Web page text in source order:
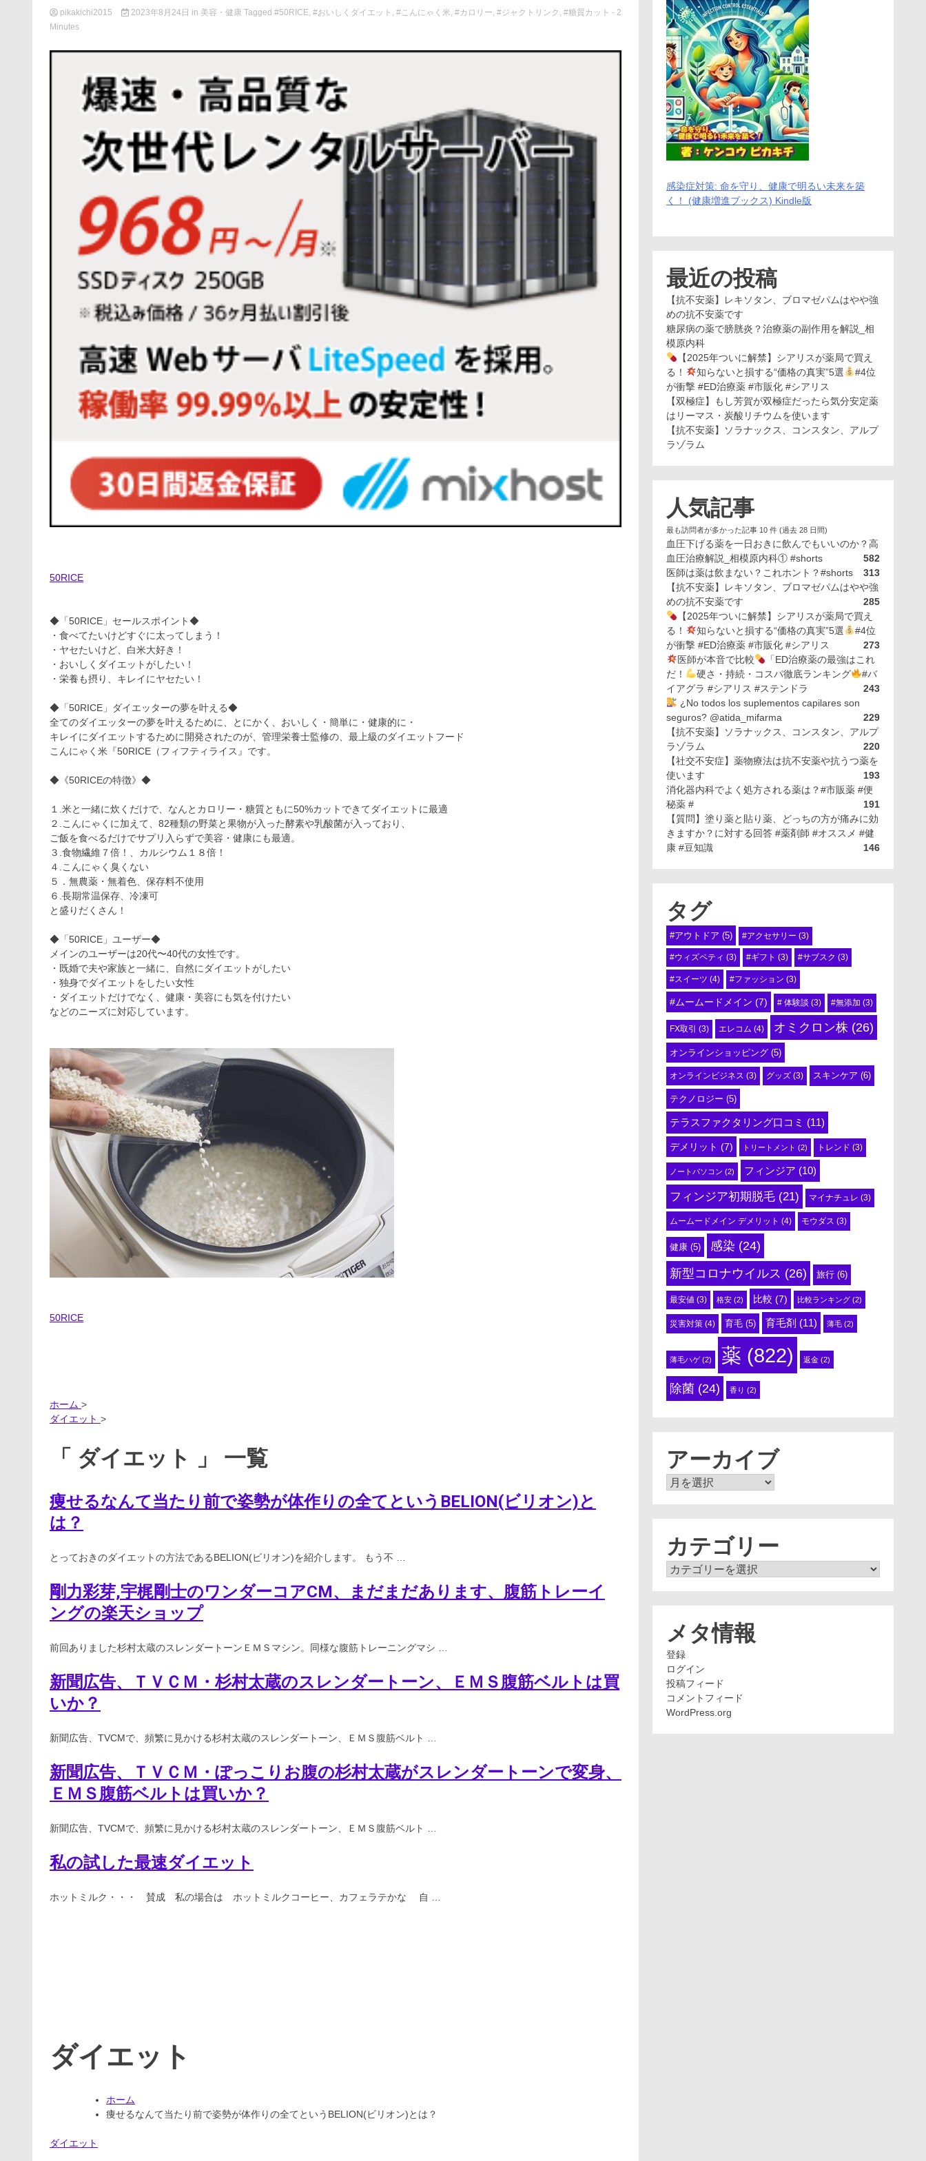
pikakichi2015 2023年8月24日 in 美容・健康 Tagged #50RICE, #おいしくダイエット , #こんにゃく米, #カロリー, #ジャクトリンク , #糖質カット - 2
Minutes
50RICE
◆「50RICE」セールスポイント◆
・食べてたいけどすぐに太ってしまう！
・ヤセたいけど、白米大好き！
・おいしくダイエットがしたい！
・栄養も摂り、キレイにヤセたい！
◆「50RICE」ダイエッターの夢を叶える◆
全てのダイエッターの夢を叶えるために、とにかく、おいしく・簡単に・健康的に・
キレイにダイエットするために開発されたのが、管理栄養士監修の、最上級のダイエットフード
こんにゃく米『50RICE（フィフティライス』です。
◆《50RICEの特徴》◆
１.米と一緒に炊くだけで、なんとカロリー・糖質ともに50%カットできてダイエットに最適
２.こんにゃくに加えて、82種類の野菜と果物が入った酵素や乳酸菌が入っており、
ご飯を食べるだけでサプリ入らずで美容・健康にも最適。
３.食物繊維７倍！、カルシウム１８倍！
４.こんにゃく臭くない
５．無農薬・無着色、保存料不使用
６.長期常温保存、冷凍可
と盛りだくさん！
◆「50RICE」ユーザー◆
メインのユーザーは20代〜40代の女性です。
・既婚で夫や家族と一緒に、自然にダイエットがしたい
・独身でダイエットをしたい女性
・ダイエットだけでなく、健康・美容にも気を付けたい
などのニーズに対応しています。
50RICE
ホーム >
ダイエット >
「 ダイエット 」 一覧
痩せるなんて当たり前で姿勢が体作りの全てというBELION(ビリオン)と
は？
とっておきのダイエットの方法であるBELION(ビリオン)を紹介します。 もう不 …
剛力彩芽,宇梶剛士のワンダーコアCM、まだまだあります、腹筋トレーイ
ングの楽天ショップ
前回ありました杉村太蔵のスレンダートーンＥＭＳマシン。同様な腹筋トレーニングマシ …
新聞広告、ＴＶＣＭ・杉村太蔵のスレンダートーン、ＥＭＳ腹筋ベルトは買
いか？
新聞広告、TVCMで、頻繁に見かける杉村太蔵のスレンダートーン、ＥＭＳ腹筋ベルト …
新聞広告、ＴＶＣＭ・ぽっこりお腹の杉村太蔵がスレンダートーンで変身、
ＥＭＳ腹筋ベルトは買いか？
新聞広告、TVCMで、頻繁に見かける杉村太蔵のスレンダートーン、ＥＭＳ腹筋ベルト …
私の試した最速ダイエット
ホットミルク・・・ 賛成 私の場合は ホットミルクコーヒー、カフェラテかな 自 …
ダイエット
ホーム
痩せるなんて当たり前で姿勢が体作りの全てというBELION(ビリオン)とは？
ダイエット
感染症対策: 命を守り、健康で明るい未来を築
く！ (健康増進ブックス) Kindle版
最近の投稿
【抗不安薬】レキソタン、ブロマゼパムはやや強
めの抗不安薬です
糖尿病の薬で膀胱炎？治療薬の副作用を解説_相
模原内科
【2025年ついに解禁】シアリスが薬局で買え
る！
知らないと損する“価格の真実”5選
#4位
が衝撃 #ED治療薬 #市販化 #シアリス
【双極症】もし芳賀が双極症だったら気分安定薬
はリーマス・炭酸リチウムを使います
【抗不安薬】ソラナックス、コンスタン、アルプ
ラゾラム
人気記事
最も訪問者が多かった記事 10 件 (過去 28 日間)
血圧下げる薬を一日おきに飲んでもいいのか？高
血圧治療解説_相模原内科① #shorts
582
医師は薬は飲まない？これホント？#shorts
313
【抗不安薬】レキソタン、ブロマゼパムはやや強
めの抗不安薬です
285
【2025年ついに解禁】シアリスが薬局で買え
る！
知らないと損する“価格の真実”5選
#4位
が衝撃 #ED治療薬 #市販化 #シアリス
273
医師が本音で比較
「ED治療薬の最強はこれ
だ！
硬さ・持続・コスパ徹底ランキング
#バ
イアグラ #シアリス #ステンドラ
243
¿No todos los suplementos capilares son
seguros? @atida_mifarma
229
【抗不安薬】ソラナックス、コンスタン、アルプ
ラゾラム
220
【社交不安症】薬物療法は抗不安薬や抗うつ薬を
使います
193
消化器内科でよく処方される薬は？#市販薬 #便
秘薬 #
191
【質問】塗り薬と貼り薬、どっちの方が痛みに効
きますか？に対する回答 #薬剤師 #オススメ #健
康 #豆知識
146
タグ
#アウトドア (5) #アクセサリー (3)
#ウィズペティ (3) #ギフト (3) #サブスク (3)
#スイーツ (4) #ファッション (3)
#ムームードメイン (7) # 体験談 (3) #無添加 (3)
FX取引 (3) エレコム (4) オミクロン株 (26)
オンラインショッピング (5)
オンラインビジネス (3) グッズ (3) スキンケア (6)
テクノロジー (5)
テラスファクタリング口コミ (11)
デメリット (7) トリートメント (2) トレンド (3)
ノートパソコン (2) フィンジア (10)
フィンジア初期脱毛 (21) マイナチュレ (3)
ムームードメイン デメリット (4) モウダス (3)
健康 (5) 感染 (24)
新型コロナウイルス (26) 旅行 (6)
最安値 (3) 格安 (2) 比較 (7) 比較ランキング (2)
災害対策 (4) 育毛 (5) 育毛剤 (11) 薄毛 (2)
薄毛ハゲ(2) 薬 (822) 返金 (2)
除菌 (24) 香り (2)
アーカイブ
ア
カテゴリー
カ
メタ情報
登録
ログイン
投稿フィード
コメントフィード
WordPress.org